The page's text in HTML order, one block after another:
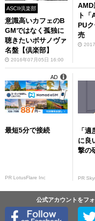
ASCII倶楽部
意識高いカフェのB
GMではなく孤独に
聴きたいボサノヴァ
名盤【倶楽部】
2016年07月05日 16:00
AMD
ト「
PU
売
最短5分で接続
PR LotusFlare Inc
AD
「
に良
撃の
PR
公式アカウントをフ